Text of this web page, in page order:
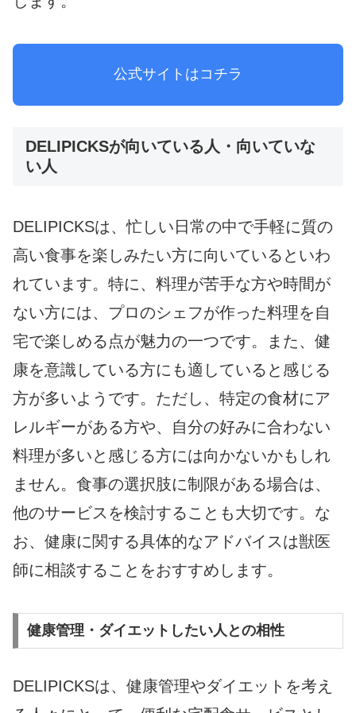
公式サイトはコチラ
DELIPICKSが向いている人・向いていな
い人
DELIPICKSは、忙しい日常の中で手軽に質の
高い食事を楽しみたい方に向いているといわ
れています。特に、料理が苦手な方や時間が
ない方には、プロのシェフが作った料理を自
宅で楽しめる点が魅力の一つです。また、健
康を意識している方にも適していると感じる
方が多いようです。ただし、特定の食材にア
レルギーがある方や、自分の好みに合わない
料理が多いと感じる方には向かないかもしれ
ません。食事の選択肢に制限がある場合は、
他のサービスを検討することも大切です。な
お、健康に関する具体的なアドバイスは獣医
師に相談することをおすすめします。
健康管理・ダイエットしたい人との相性
DELIPICKSは、健康管理やダイエットを考え